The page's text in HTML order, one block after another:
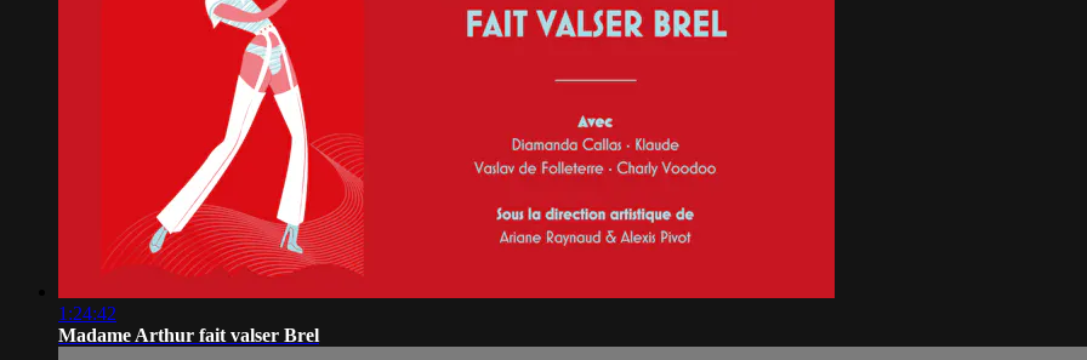
1:24:42
Madame Arthur fait valser Brel